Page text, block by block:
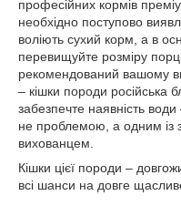
професійних кормів
необхідно поступово
воліють сухий корм, а в
перевищуйте розміру
рекомендований вашому
– кішки породи російська
забезпечте наявність
не проблемою, а одним із
вихованцем.
Кішки цієї породи –
всі шанси на довге